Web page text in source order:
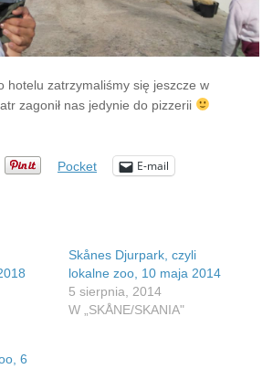
hotelu zatrzymaliśmy się jeszcze w
zagonił nas jedynie do pizzerii
Pocket E-mail
Skånes Djurpark, czyli
lokalne zoo, 10 maja 2014
5 sierpnia, 2014
W „SKÅNE/SKANIA"
6